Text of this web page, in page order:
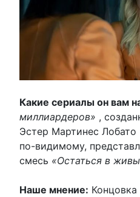
Какие сериалы он вам
миллиардеров» ,
Эстер Мартинес Лобато
по-видимому,
смесь «Остаться в
Наше мнение: